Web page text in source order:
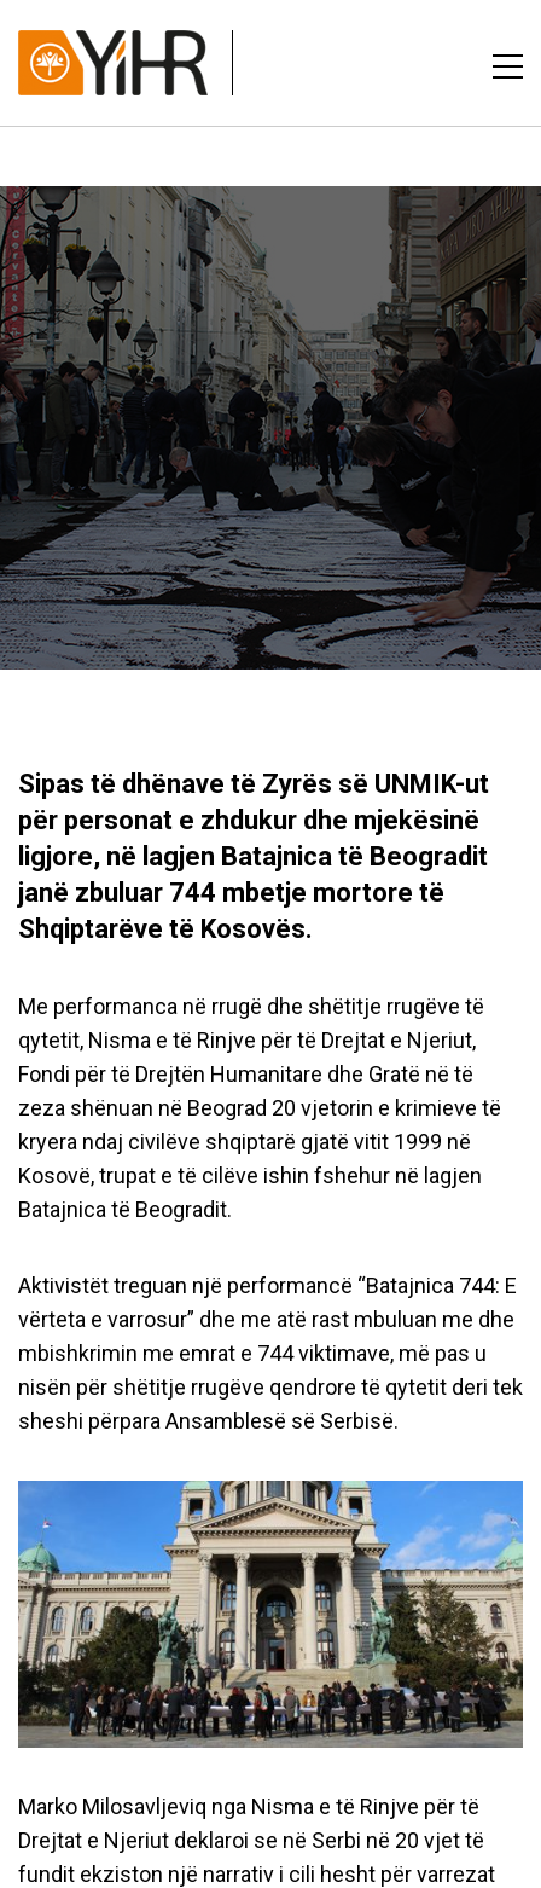
Sipas të dhënave të Zyrës së UNMIK-ut
për personat e zhdukur dhe mjekësinë
ligjore, në lagjen Batajnica të Beogradit
janë zbuluar 744 mbetje mortore të
Shqiptarëve të Kosovës.
Me performanca në rrugë dhe shëtitje rrugëve të
qytetit, Nisma e të Rinjve për të Drejtat e Njeriut,
Fondi për të Drejtën Humanitare dhe Gratë në të
zeza shënuan në Beograd 20 vjetorin e krimieve të
kryera ndaj civilëve shqiptarë gjatë vitit 1999 në
Kosovë, trupat e të cilëve ishin fshehur në lagjen
Batajnica të Beogradit.
Aktivistët treguan një performancë “Batajnica 744: E
vërteta e varrosur” dhe me atë rast mbuluan me dhe
mbishkrimin me emrat e 744 viktimave, më pas u
nisën për shëtitje rrugëve qendrore të qytetit deri tek
sheshi përpara Ansamblesë së Serbisë.
Marko Milosavljeviq nga Nisma e të Rinjve për të
Drejtat e Njeriut deklaroi se në Serbi në 20 vjet të
fundit ekziston një narrativ i cili hesht për varrezat